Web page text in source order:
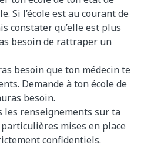
Si l’école est au courant de
constater qu’elle est plus
besoin de rattraper un
besoin que ton médecin te
Demande à ton école de
besoin.
les renseignements sur ta
mises en place
confidentiels.